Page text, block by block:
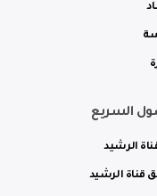
السريع
الرشيد
قناة الرشيد